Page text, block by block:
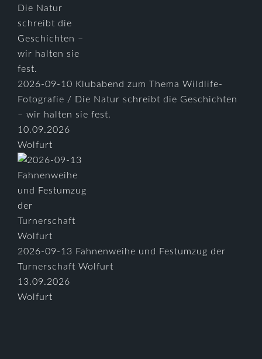
2026-09-10 Klubabend zum Thema Wildlife-
Fotografie / Die Natur schreibt die Geschichten
– wir halten sie fest.
10.09.2026
Wolfurt
2026-09-13 Fahnenweihe und Festumzug der
Turnerschaft Wolfurt
13.09.2026
Wolfurt